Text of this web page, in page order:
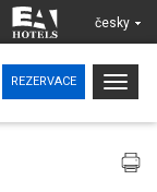
česky
REZERVACE